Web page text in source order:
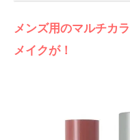
メンズ用のマルチカ
メイクが！